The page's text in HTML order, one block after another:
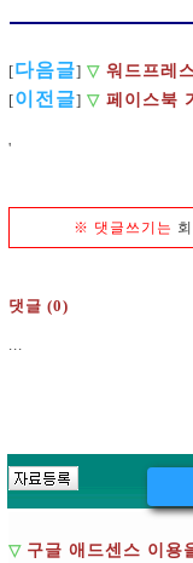
[다음글] ▽ 워드프레
[이전글] ▽ 페이스북
'
※ 댓글쓰기는
댓글 (0)
...
▽ 구글 애드센스 이용